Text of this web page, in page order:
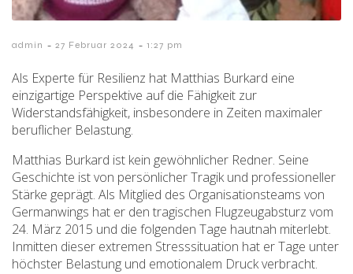
admin - 27 Februar 2024 - 1:27 pm
Als Experte für Resilienz hat Matthias Burkard eine
einzigartige Perspektive auf die Fähigkeit zur
Widerstandsfähigkeit, insbesondere in Zeiten maximaler
beruflicher Belastung.
Matthias Burkard ist kein gewöhnlicher Redner. Seine
Geschichte ist von persönlicher Tragik und professioneller
Stärke geprägt. Als Mitglied des Organisationsteams von
Germanwings hat er den tragischen Flugzeugabsturz vom
24. März 2015 und die folgenden Tage hautnah miterlebt.
Inmitten dieser extremen Stresssituation hat er Tage unter
höchster Belastung und emotionalem Druck verbracht.